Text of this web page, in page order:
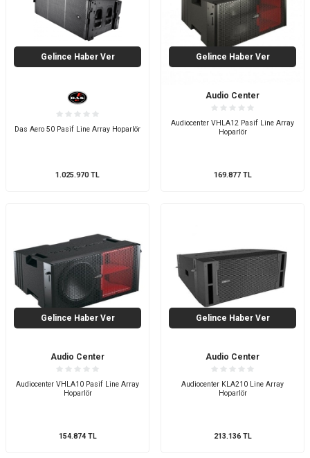
Das Aero 50 Pasif Line Array Hoparlör
1.025.970TL
Gelince Haber Ver
Audio Center
Audiocenter VHLA12 Pasif Line Array
Hoparlör
169.877TL
Gelince Haber Ver
Audio Center
Audiocenter VHLA10 Pasif Line Array
Hoparlör
154.874TL
Gelince Haber Ver
Audio Center
Audiocenter KLA210 Line Array
Hoparlör
213.136TL
Gelince Haber Ver